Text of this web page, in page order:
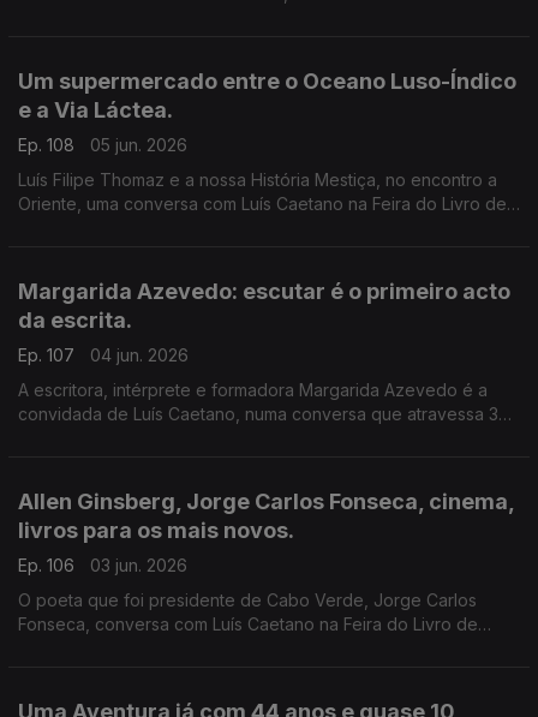
Um supermercado entre o Oceano Luso-Índico
e a Via Láctea.
Ep. 108
05 jun. 2026
Luís Filipe Thomaz e a nossa História Mestiça, no encontro a
Oriente, uma conversa com Luís Caetano na Feira do Livro de
Margarida Azevedo: escutar é o primeiro acto
da escrita.
Ep. 107
04 jun. 2026
A escritora, intérprete e formadora Margarida Azevedo é a
convidada de Luís Caetano, numa conversa que atravessa 3
Allen Ginsberg, Jorge Carlos Fonseca, cinema,
livros para os mais novos.
Ep. 106
03 jun. 2026
O poeta que foi presidente de Cabo Verde, Jorge Carlos
Fonseca, conversa com Luís Caetano na Feira do Livro de
Uma Aventura já com 44 anos e quase 10